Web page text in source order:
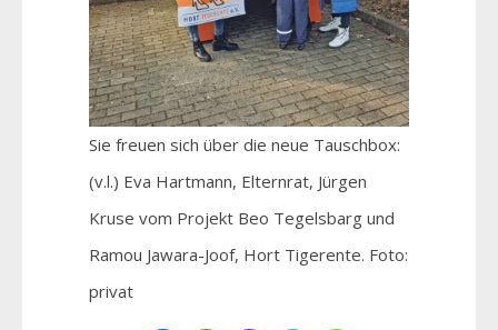
Sie freuen sich über die neue Tauschbox:
(v.l.) Eva Hartmann, Elternrat, Jürgen
Kruse vom Projekt Beo Tegelsbarg und
Ramou Jawara-Joof, Hort Tigerente. Foto:
privat